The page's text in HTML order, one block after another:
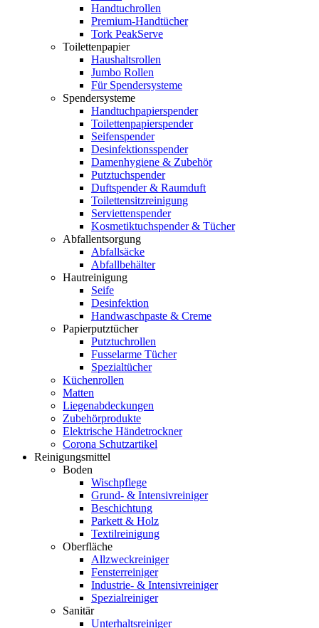
Handtuchrollen
Premium-Handtücher
Tork PeakServe
Toilettenpapier
Haushaltsrollen
Jumbo Rollen
Für Spendersysteme
Spendersysteme
Handtuchpapierspender
Toilettenpapierspender
Seifenspender
Desinfektionsspender
Damenhygiene & Zubehör
Putztuchspender
Duftspender & Raumduft
Toilettensitzreinigung
Serviettenspender
Kosmetiktuchspender & Tücher
Abfallentsorgung
Abfallsäcke
Abfallbehälter
Hautreinigung
Seife
Desinfektion
Handwaschpaste & Creme
Papierputztücher
Putztuchrollen
Fusselarme Tücher
Spezialtücher
Küchenrollen
Matten
Liegenabdeckungen
Zubehörprodukte
Elektrische Händetrockner
Corona Schutzartikel
Reinigungsmittel
Boden
Wischpflege
Grund- & Intensivreiniger
Beschichtung
Parkett & Holz
Textilreinigung
Oberfläche
Allzweckreiniger
Fensterreiniger
Industrie- & Intensivreiniger
Spezialreiniger
Sanitär
Unterhaltsreiniger